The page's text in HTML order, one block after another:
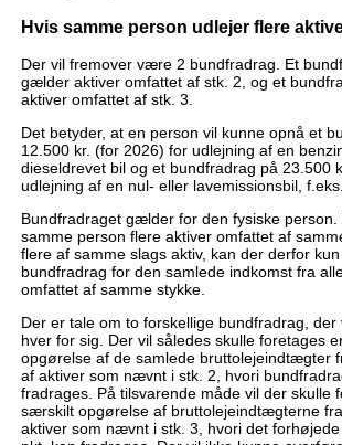
Hvis samme person udlejer flere
Der vil fremover være 2 bundfradrag. Et
gælder aktiver omfattet af stk. 2, og et
aktiver omfattet af stk. 3.
Det betyder, at en person vil kunne opnå et
12.500 kr. (for 2026) for udlejning af en
dieseldrevet bil og et bundfradrag på 23.500
udlejning af en nul- eller lavemissionsbil,
Bundfradraget gælder for den fysiske person.
samme person flere aktiver omfattet af
flere af samme slags aktiv, kan der derfor
bundfradrag for den samlede indkomst fra
omfattet af samme stykke.
Der er tale om to forskellige bundfradrag,
hver for sig. Der vil således skulle foretages
opgørelse af de samlede bruttolejeindtægter
af aktiver som nævnt i stk. 2, hvori
fradrages. På tilsvarende måde vil der skulle
særskilt opgørelse af bruttolejeindtægterne
aktiver som nævnt i stk. 3, hvori det forhøjede